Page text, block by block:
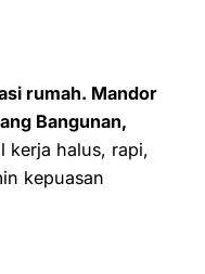
rumah. Mandor
Bangunan,
kerja halus, rapi,
kepuasan